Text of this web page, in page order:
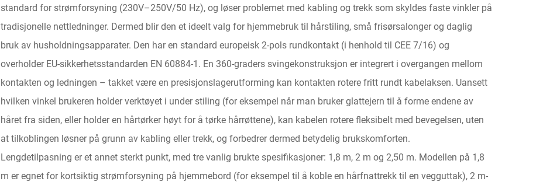
standard for strømforsyning (230V–250V/50 Hz), og løser problemet med kabling og trekk som skyldes faste vinkler på
tradisjonelle nettledninger. Dermed blir den et ideelt valg for hjemmebruk til hårstiling, små frisørsalonger og daglig
bruk av husholdningsapparater. Den har en standard europeisk 2-pols rundkontakt (i henhold til CEE 7/16) og
overholder EU-sikkerhetsstandarden EN 60884-1. En 360-graders svingekonstruksjon er integrert i overgangen mellom
kontakten og ledningen – takket være en presisjonslagerutforming kan kontakten rotere fritt rundt kabelaksen. Uansett
hvilken vinkel brukeren holder verktøyet i under stiling (for eksempel når man bruker glattejern til å forme endene av
håret fra siden, eller holder en hårtørker høyt for å tørke hårrøttene), kan kabelen rotere fleksibelt med bevegelsen, uten
at tilkoblingen løsner på grunn av kabling eller trekk, og forbedrer dermed betydelig brukskomforten.
Lengdetilpasning er et annet sterkt punkt, med tre vanlig brukte spesifikasjoner: 1,8 m, 2 m og 2,50 m. Modellen på 1,8
m er egnet for kortsiktig strømforsyning på hjemmebord (for eksempel til å koble en hårfnattrekk til en vegguttak), 2 m-